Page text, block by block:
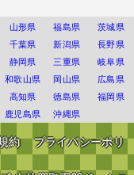
山形県 福島県
茨城県
千葉県 新潟県
長野県
静岡県 三重県
岐阜県
和歌山県 岡山県
広島県
高知県 徳島県
福岡県
鹿児島県 沖縄県
約
プライバシーポリ